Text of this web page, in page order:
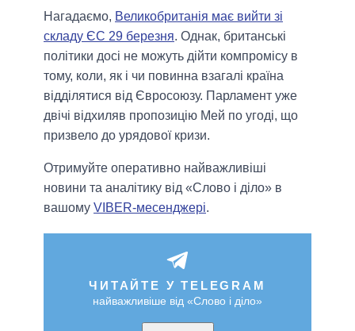
Нагадаємо, Великобританія має вийти зі
складу ЄС 29 березня. Однак, британські
політики досі не можуть дійти компромісу в
тому, коли, як і чи повинна взагалі країна
відділятися від Євросоюзу. Парламент уже
двічі відхиляв пропозицію Мей по угоді, що
призвело до урядової кризи.
Отримуйте оперативно найважливіші
новини та аналітику від «Слово і діло» в
вашому VIBER-месенджері.
ЧИТАЙТЕ У TELEGRAM
найважливіше від «Слово і діло»